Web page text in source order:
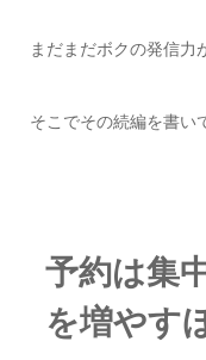
まだまだボクの発信力
そこでその続編を書い
予約は集
を増やす